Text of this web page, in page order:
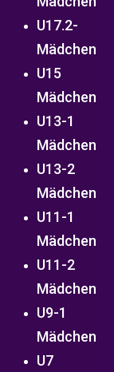
U17.2-
Mädchen
U15
Mädchen
U13-1
Mädchen
U13-2
Mädchen
U11-1
Mädchen
U11-2
Mädchen
U9-1
Mädchen
U7